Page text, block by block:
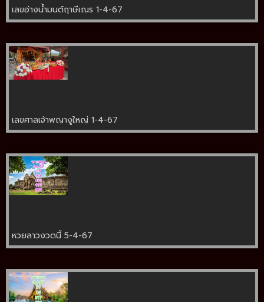
เลขอ่างน้ำมนต์ฤาษีเณร 1-4-67
เลขศาลเจ้าพญางูใหญ่ 1-4-67
หวยลาวงวดนี้ 5-4-67